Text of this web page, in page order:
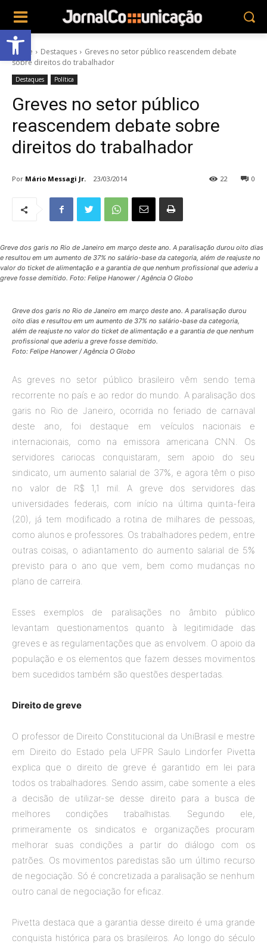
Abrir a barra de ferramentas
Home Destaques
Greves no setor público reascendem debate
sobre direitos do trabalhador
Destaques Política
Greves no setor público
reascendem debate sobre
direitos do trabalhador
Por Mário Messagi Jr. 23/03/2014 0
22
Greve dos garis no Rio de Janeiro em março deste ano. A paralisação durou oito dias
e resultou em um aumento de 37% no salário-base da categoria, além de reajuste no
valor do ticket de alimentação e a garantia de que nenhum profissional que aderiu a
greve fosse demitido. Foto: Felipe Hanower / Agência O Globo
Greve dos garis no Rio de Janeiro em março deste ano. A paralisação durou
oito dias e resultou em um aumento de 37% no salário-base da categoria,
além de reajuste no valor do ticket de alimentação e a garantia de que nenhum
profissional que aderiu a greve fosse demitido.
Foto: Felipe Hanower / Agência O Globo
As greves no setor público brasileiro vêm sendo tema
recorrente no país e ao redor do mundo. A paralisação dos
garis no Rio de Janeiro, ocorrida no feriado de carnaval
deste ano, foi destaque em veículos nacionais e
internacionais, como na emissora americana CNN. Os
servidores cariocas conquistaram, sem apoio do seu
sindicato, um aumento salarial de 37%, e agora têm o piso
no valor de R$ 1,1 mil. A greve dos servidores das
universidades federais, com início na última quinta-feira
(20), já tem modificado a rotina de milhares de pessoas,
como alunos e professores. Os trabalhadores pedem, entre
outras coisas, o adiantamento do aumento salarial de 5%
previsto para o ano que vem, bem como mudanças no
plano de carreira.
Esses exemplos de paralisações no âmbito público
levantam questionamentos quanto à legitimidade das
greves e as regulamentações que as envolvem. O apoio da
população e os elementos que fazem desses movimentos
bem sucedidos também são questões despertadas.
Direito de greve
O professor de Direito Constitucional da UniBrasil e mestre
em Direito do Estado pela UFPR Saulo Lindorfer Pivetta
explica que o direito de greve é garantido em lei para
todos os trabalhadores. Sendo assim, cabe somente a eles
a decisão de utilizar-se desse direito para a busca de
melhores condições trabalhistas. Segundo ele,
primeiramente os sindicatos e organizações procuram
melhorar suas condições a partir do diálogo com os
patrões. Os movimentos paredistas são um último recurso
de negociação. Só é concretizada a paralisação se nenhum
outro canal de negociação for eficaz.
Pivetta destaca que a garantia desse direito é uma grande
conquista histórica para os brasileiros. Ao longo do século